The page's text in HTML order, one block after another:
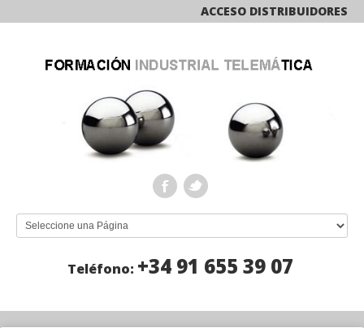
ACCESO DISTRIBUIDORES
Teléfono: +34 91 655 39 07